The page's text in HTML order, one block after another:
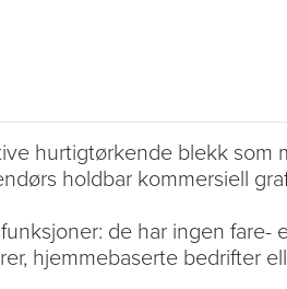
hurtigtørkende blekk
holdbar kommersiell
de har ingen fare-
hjemmebaserte bedrifter